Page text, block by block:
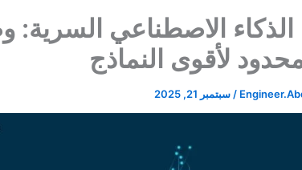
الذكاء الاصطناعي السرية:
لأقوى النماذج
/ سبتمبر 21, 2025